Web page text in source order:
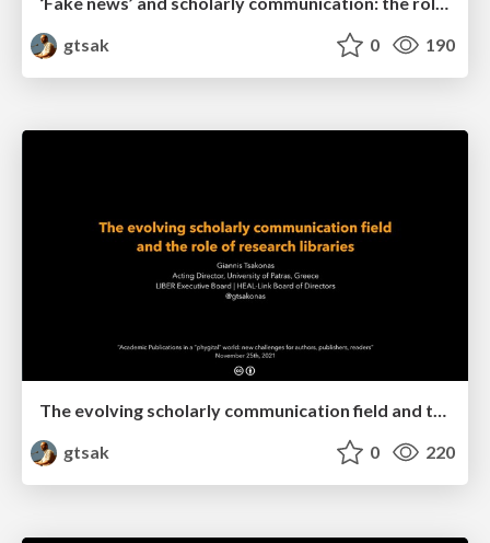
gtsak
0 190
The evolving scholarly communication field and the role of research libraries
gtsak
0 220